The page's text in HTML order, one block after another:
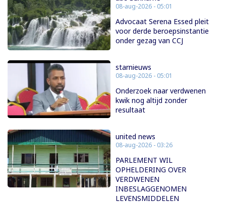
08-aug-2026 - 05:01
Advocaat Serena Essed pleit
voor derde beroepsinstantie
onder gezag van CCJ
starnieuws
08-aug-2026 - 05:01
Onderzoek naar verdwenen
kwik nog altijd zonder
resultaat
united news
08-aug-2026 - 03:26
PARLEMENT WIL
OPHELDERING OVER
VERDWENEN
INBESLAGGENOMEN
LEVENSMIDDELEN